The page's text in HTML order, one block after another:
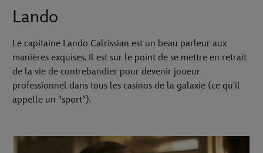
Lando
Le capitaine Lando Calrissian est un beau parleur aux
manières exquises. Il est sur le point de se mettre en retrait
de la vie de contrebandier pour devenir joueur
professionnel dans tous les casinos de la galaxie (ce qu'il
appelle un "sport").